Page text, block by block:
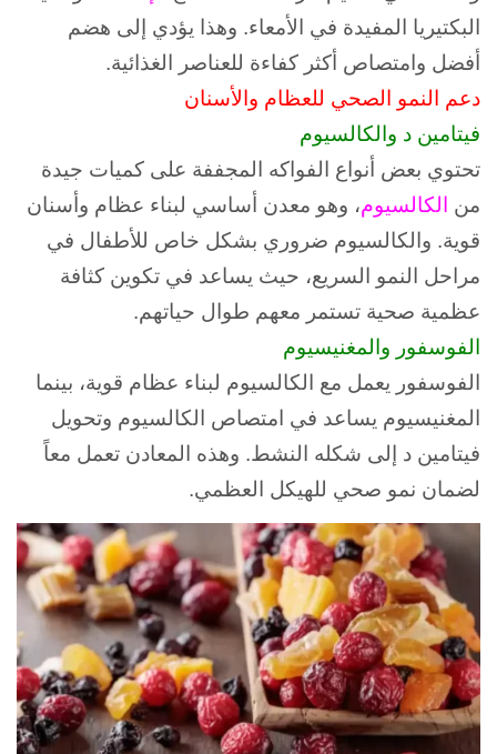
البكتيريا المفيدة في الأمعاء. وهذا يؤدي إلى هضم
أفضل وامتصاص أكثر كفاءة للعناصر الغذائية.
دعم النمو الصحي للعظام والأسنان
فيتامين د والكالسيوم
تحتوي بعض أنواع الفواكه المجففة على كميات جيدة
من
الكالسيوم، وهو معدن أساسي لبناء عظام وأسنان
قوية. و الكالسيوم ضروري بشكل خاص للأطفال في
مراحل النمو السريع، حيث يساعد في تكوين كثافة
عظمية صحية تستمر معهم طوال حياتهم.
الفوسفور والمغنيسيوم
الفوسفور يعمل مع الكالسيوم لبناء عظام قوية، بينما
المغنيسيوم يساعد في امتصاص الكالسيوم وتحويل
فيتامين د إلى شكله النشط. وهذه المعادن تعمل معاً
لضمان نمو صحي للهيكل العظمي.